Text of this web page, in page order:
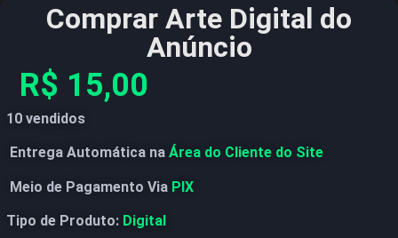
Comprar Arte Digital do
Anúncio
R$ 15,00
10 vendidos
Entrega Automática na Área do Cliente do Site
Meio de Pagamento Via PIX
Tipo de Produto: Digital